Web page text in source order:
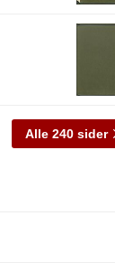
Alle 240 sider